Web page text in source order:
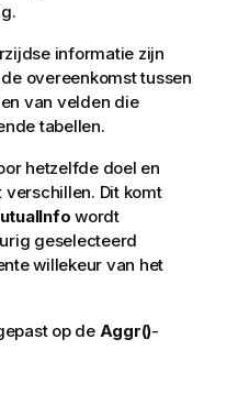
informatie zijn
overeenkomst tussen
van velden die
tabellen.
hetzelfde doel en
Dit komt
wordt
geselecteerd
willekeur van het
op de Aggr()-